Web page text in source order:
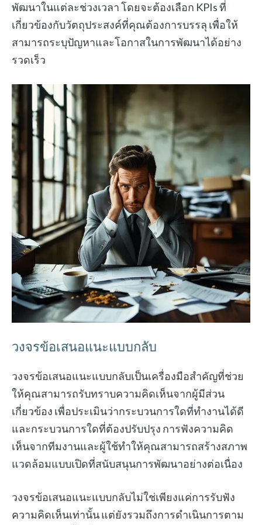
พัฒนาในแต่ละช่วงเวลา โดยจะต้องเลือก KPIs ที่
เกี่ยวข้องกับวัตถุประสงค์ที่คุณต้องการบรรลุ เพื่อให้
สามารถระบุปัญหาและโอกาสในการพัฒนาได้อย่าง
รวดเร็ว
วงจรข้อเสนอแนะแบบกลับ
วงจรข้อเสนอแนะแบบกลับเป็นเครื่องมือสำคัญที่ช่วย
ให้คุณสามารถรับทราบความคิดเห็นจากผู้มีส่วน
เกี่ยวข้อง เพื่อประเมินว่ากระบวนการใดที่ทำงานได้ดี
และกระบวนการใดที่ต้องปรับปรุง การฟังความคิด
เห็นจากทีมงานและผู้ใช้ทำให้คุณสามารถสร้างสภาพ
แวดล้อมแบบเปิดที่สนับสนุนการพัฒนาอย่างต่อเนื่อง
วงจรข้อเสนอแนะแบบกลับไม่ใช่เพียงแค่การรับฟัง
ความคิดเห็นเท่านั้น แต่ยังรวมถึงการดำเนินการตาม